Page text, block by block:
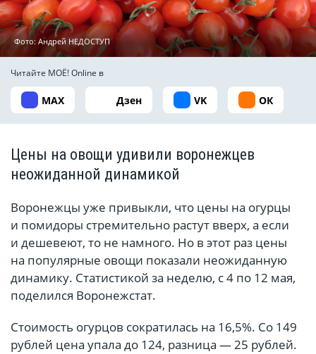
Фото: Андрей НЕДОСТУП
Читайте МОЁ! Online в
MAX Дзен VK ОК
Цены на овощи удивили воронежцев
неожиданной динамикой
Воронежцы уже привыкли, что цены на огурцы
и помидоры стремительно растут вверх, а если
и дешевеют, то не намного. Но в этот раз цены
на популярные овощи показали неожиданную
динамику. Статистикой за неделю, с 4 по 12 мая,
поделился Воронежстат.
Стоимость огурцов сократилась на 16,5%. Со 149
рублей цена упала до 124, разница — 25 рублей.